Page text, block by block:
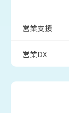
営業支援
営業DX